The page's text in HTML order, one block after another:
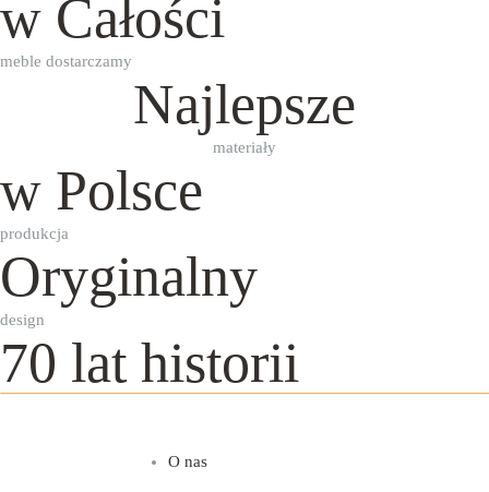
w Całości
meble dostarczamy
Najlepsze
materiały
w Polsce
produkcja
Oryginalny
design
70 lat historii
O nas